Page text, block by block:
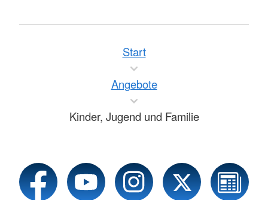
Start
Angebote
Kinder, Jugend und Familie